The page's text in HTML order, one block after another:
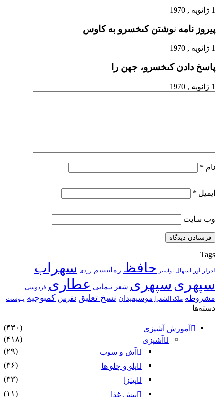
1 ژانویه , 1970
پیروز نامه نوشتن کى‏خسرو به کاوس
1 ژانویه , 1970
پاسخ دادن کى‏خسرو، جهن را
1 ژانویه , 1970
نام *
ایمیل *
وب‌ سایت
Tags
ادرار آور اسهال بواسیر حافظ رماتیسم زردی سهراب
سپهری سپهری شعر نیمایی عطاری فردوسی
مشروطه ملک الشعرا موسیقیدان نسخ تعلیق نقرس کمبوجیه یبوست
دسته‌ها
آموزش آشپزی
(۴۳۰)
آشپزی
(۴۱۸)
آش و سوپ
(۲۹)
پلو و چلو ها
(۳۶)
پیتزا
(۳۳)
پیش غذا
(۱۱)